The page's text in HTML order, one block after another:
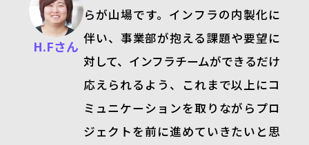
H.Fさん
らが山場です。インフラの内製化に
伴い、事業部が抱える課題や要望に
対して、インフラチームができるだけ
応えられるよう、これまで以上にコ
ミュニケーションを取りながらプロ
ジェクトを前に進めていきたいと思